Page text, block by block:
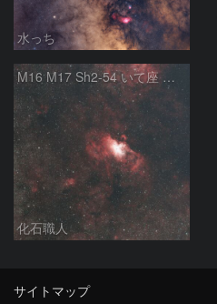
水っち
M16 M17 Sh2-54 いて座 へび座
化石職人
サイトマップ